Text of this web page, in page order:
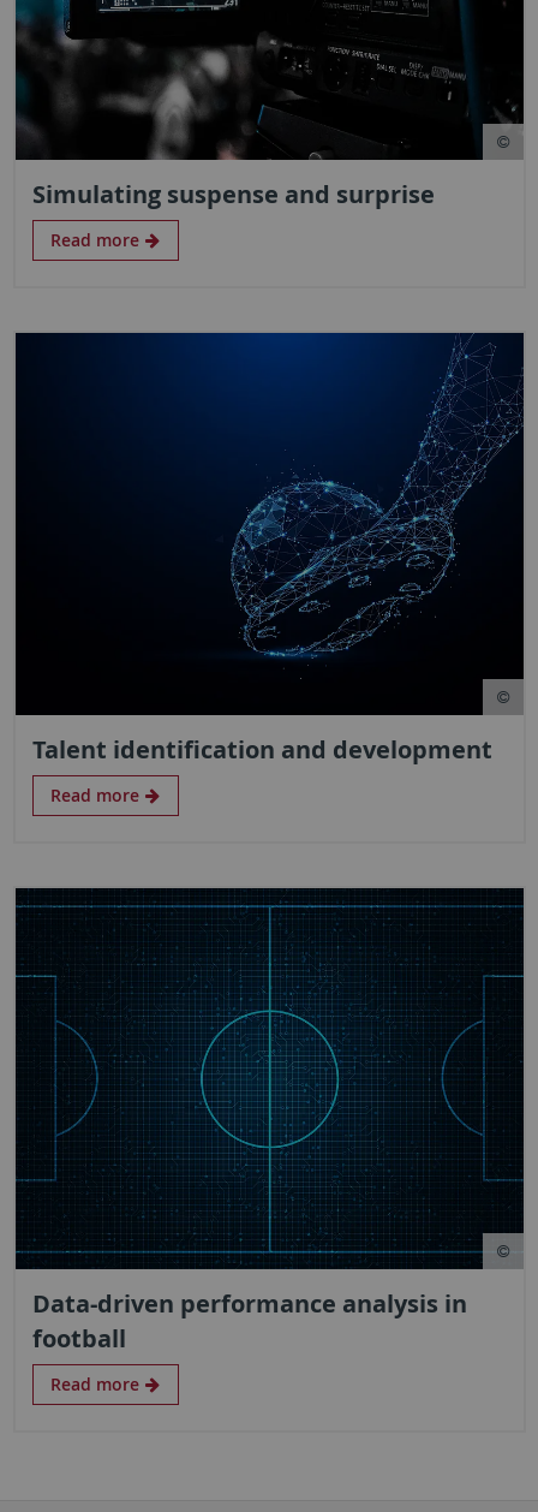
Simulating suspense and surprise
Read more
Talent identification and development
Read more
Data-driven performance analysis in
football
Read more